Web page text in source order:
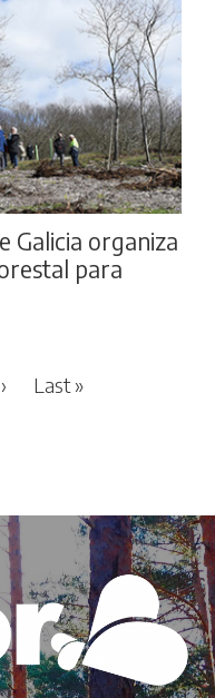
Galicia organiza
para
Next page
Last »Last page